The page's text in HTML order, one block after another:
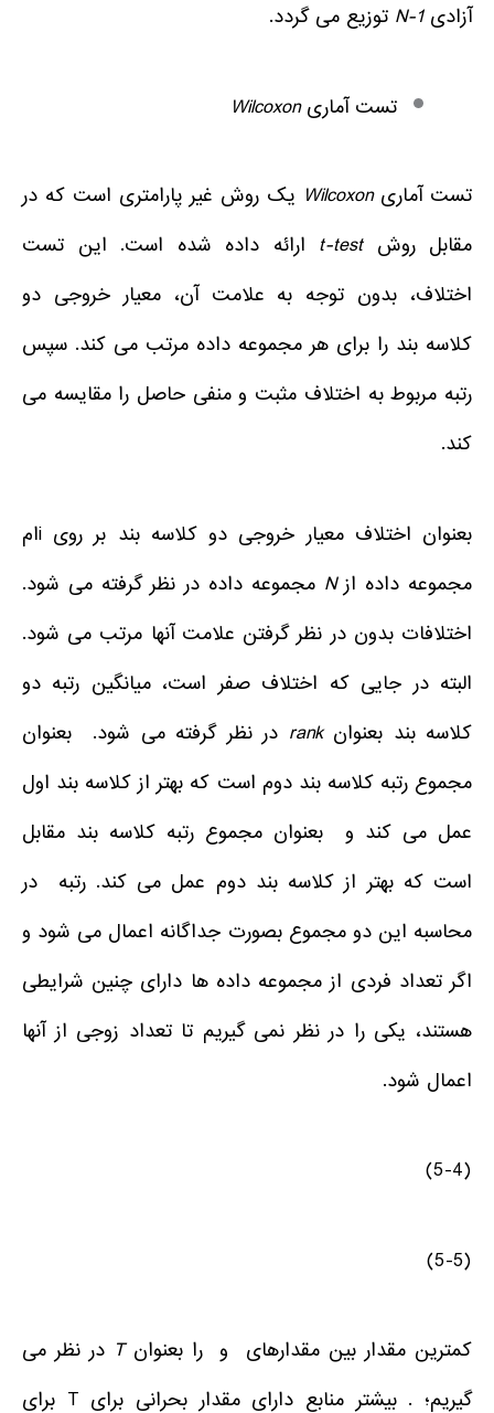
آزادیN-1 توزیع می گردد.
تست آماریWilcoxon
تست آماریWilcoxon یک روش غیر پارامتری است که در
مقابل روشt-test ارائه داده شده است. این تست
اختلاف، بدون توجه به علامت آن، معیار خروجی دو
کلاسه بند را برای هر مجموعه داده مرتب می کند. سپس
رتبه مربوط به اختلاف مثبت و منفی حاصل را مقایسه می
کند.
بعنوان اختلاف معیار خروجی دو کلاسه بند بر روی iام
مجموعه داده ازN مجموعه داده در نظر گرفته می شود.
اختلافات بدون در نظر گرفتن علامت آنها مرتب می شود.
البته در جایی که اختلاف صفر است، میانگین رتبه دو
کلاسه بند بعنوانrank در نظر گرفته می شود. بعنوان
مجموع رتبه کلاسه بند دوم است که بهتر از کلاسه بند اول
عمل می کند و بعنوان مجموع رتبه کلاسه بند مقابل
است که بهتر از کلاسه بند دوم عمل می کند. رتبه در
محاسبه این دو مجموع بصورت جداگانه اعمال می شود و
اگر تعداد فردی از مجموعه داده ها دارای چنین شرایطی
هستند، یکی را در نظر نمی گیریم تا تعداد زوجی از آنها
اعمال شود.
(5-4)
(5-5)
کمترین مقدار بین مقدارهای و را بعنوانT در نظر می
گیریم؛ . بیشتر منابع دارای مقدار بحرانی برای T برای